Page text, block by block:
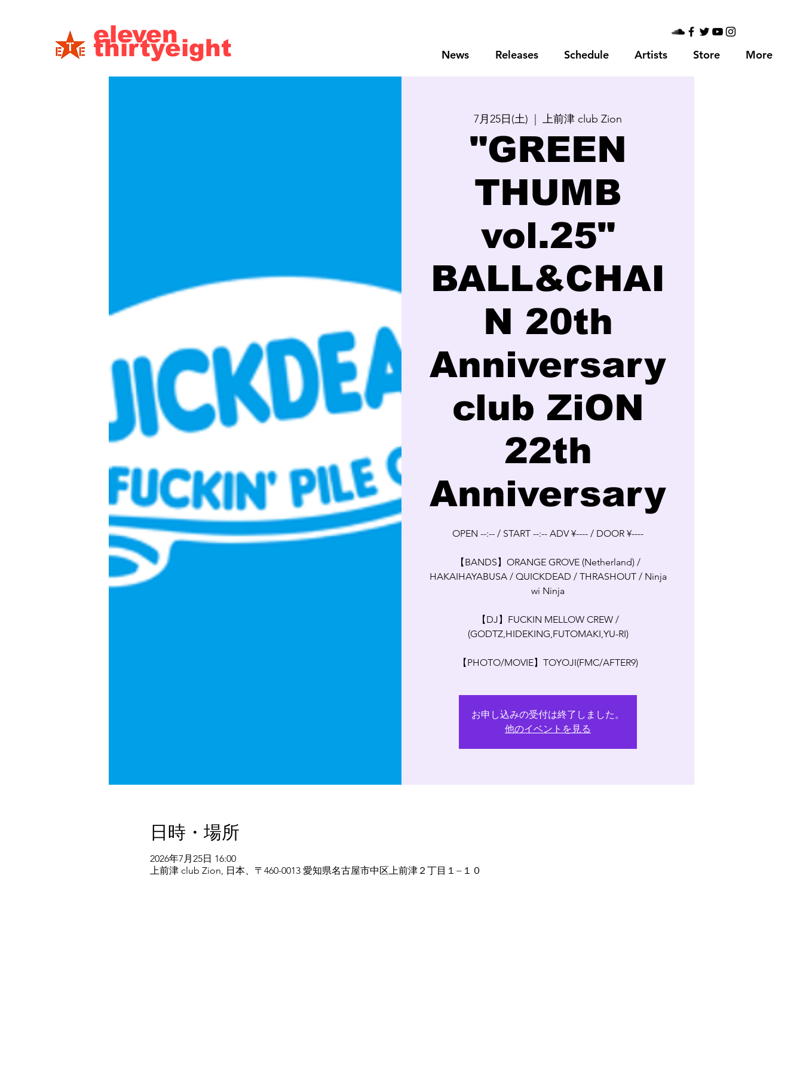
thirtyeight
eleven
News Releases Schedule Artists Store More
7月25日(土) 上前津 club Zion
"GREEN
THUMB
vol.25"
BALL&CHAI
N 20th
Anniversary
club ZiON
22th
Anniversary
OPEN --:-- / START --:-- ADV ¥---- / DOOR ¥----
【BANDS】ORANGE GROVE (Netherland) /
HAKAIHAYABUSA / QUICKDEAD / THRASHOUT / Ninja
wi Ninja
【DJ】FUCKIN MELLOW CREW /
(GODTZ,HIDEKING,FUTOMAKI,YU-RI)
【PHOTO/MOVIE】TOYOJI(FMC/AFTER9)
お申し込みの受付は終了しました。
他のイベントを見る
日時・場所
2026年7月25日 16:00
上前津 club Zion, 日本、〒460-0013 愛知県名古屋市中区上前津２丁目１−１０